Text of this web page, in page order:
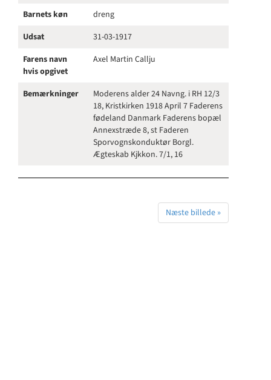
Barnets køn
dreng
Udsat
31-03-1917
Farens navn
hvis opgivet
Axel Martin Callju
Bemærkninger
Moderens alder 24 Navng. i RH 12/3
18, Kristkirken 1918 April 7 Faderens
fødeland Danmark Faderens bopæl
Annexstræde 8, st Faderen
Sporvognskonduktør Borgl.
Ægteskab Kjkkon. 7/1, 16
Næste billede »